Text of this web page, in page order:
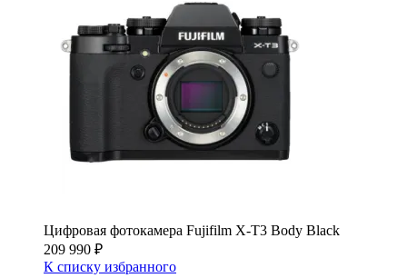
Цифровая фотокамера Fujifilm X-T3 Body Black
209 990 ₽
К списку избранного